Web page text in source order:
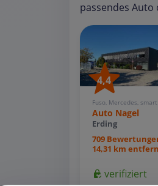
passendes Auto
4,4
Fuso, Mercedes, smart
Auto Nagel
Erding
709
14,31 km
verifiziert